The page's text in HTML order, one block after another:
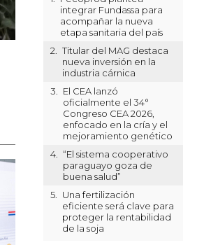
integrar Fundassa para
acompañar la nueva
etapa sanitaria del país
2.
Titular del MAG destaca
nueva inversión en la
industria cárnica
3.
El CEA lanzó
oficialmente el 34°
Congreso CEA 2026,
enfocado en la cría y el
mejoramiento genético
4.
“El sistema cooperativo
paraguayo goza de
buena salud”
5.
Una fertilización
eficiente será clave para
proteger la rentabilidad
de la soja